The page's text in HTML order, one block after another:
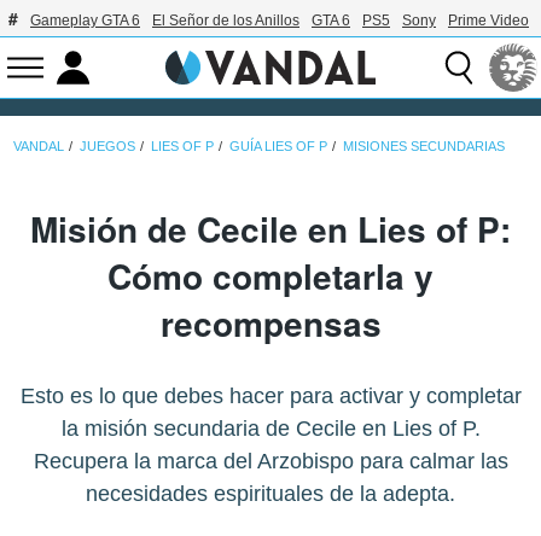
Gameplay GTA 6 El Señor de los Anillos GTA 6 PS5 Sony Prime Video
VANDAL JUEGOS LIES OF P GUÍA LIES OF P MISIONES SECUNDARIAS
Misión de Cecile en Lies of P:
Cómo completarla y
recompensas
Esto es lo que debes hacer para activar y completar
la misión secundaria de Cecile en Lies of P.
Recupera la marca del Arzobispo para calmar las
necesidades espirituales de la adepta.